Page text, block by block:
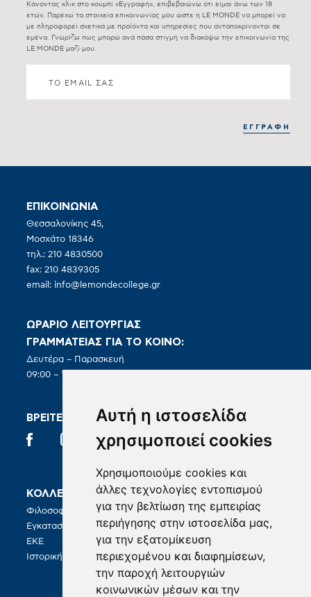
Αυτή η ιστοσελίδα
χρησιμοποιεί cookies
Χρησιμοποιούμε cookies και
άλλες τεχνολογίες εντοπισμού
για την βελτίωση της εμπειρίας
περιήγησης στην ιστοσελίδα μας,
για την εξατομίκευση
περιεχομένου και διαφημίσεων,
την παροχή λειτουργιών
κοινωνικών μέσων και την
Κάνοντας κλικ στο κουμπί «Εγγραφή», επιβεβαιώνω ότι είμαι άνω των 18
ετών. Παρέχω τα στοιχεία επικοινωνίας μου ώστε η LE MONDE να μπορεί να
με πληροφορεί σχετικά με προϊόντα και υπηρεσίες που ανταποκρίνονται σε
εμένα. Γνωρίζω πως μπορώ ανά πάσα στιγμή να διακόψω την επικοινωνία της
LE MONDE μαζί μου.
ΚΟΛΛΕΓΙΟ
Φιλοσοφία
Εγκαταστάσεις
ΕΚΕ
Ιστορική Διαδρομή
ΣΠΟΥΔΕΣ
BA in Hospitality Management
ΚΑΡΙΕΡΑ
Γραφείο Σταδιοδρομίας
ΕΠΙΚΟΙΝΩΝΙΑ
Θεσσαλονίκης 45,
Μοσχάτο 18346
τηλ.: 210 4830500
fax: 210 4839305
email: info@lemondecollege.gr
ΩΡΑΡΙΟ ΛΕΙΤΟΥΡΓΙΑΣ
ΓΡΑΜΜΑΤΕΙΑΣ ΓΙΑ ΤΟ ΚΟΙΝΟ:
Δευτέρα – Παρασκευή
09:00 – 19:00
ΒΡΕΙΤΕ ΜΑΣ ΣΤΑ SOCIAL